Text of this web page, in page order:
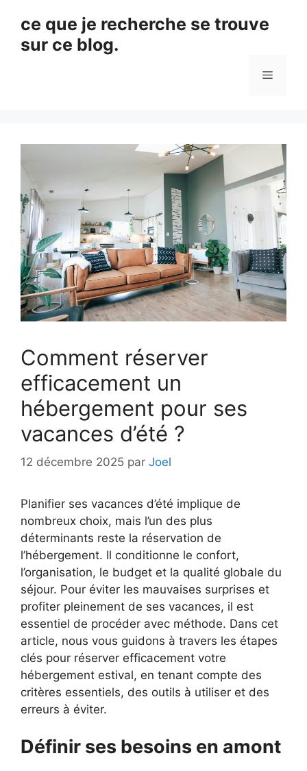
contenu
ce que je recherche se trouve
sur ce blog.
Menu
Comment réserver
efficacement un
hébergement pour ses
vacances d’été ?
12 décembre 2025 par Joel
Planifier ses vacances d’été implique de
nombreux choix, mais l’un des plus
déterminants reste la réservation de
l’hébergement. Il conditionne le confort,
l’organisation, le budget et la qualité globale du
séjour. Pour éviter les mauvaises surprises et
profiter pleinement de ses vacances, il est
essentiel de procéder avec méthode. Dans cet
article, nous vous guidons à travers les étapes
clés pour réserver efficacement votre
hébergement estival, en tenant compte des
critères essentiels, des outils à utiliser et des
erreurs à éviter.
Définir ses besoins en amont